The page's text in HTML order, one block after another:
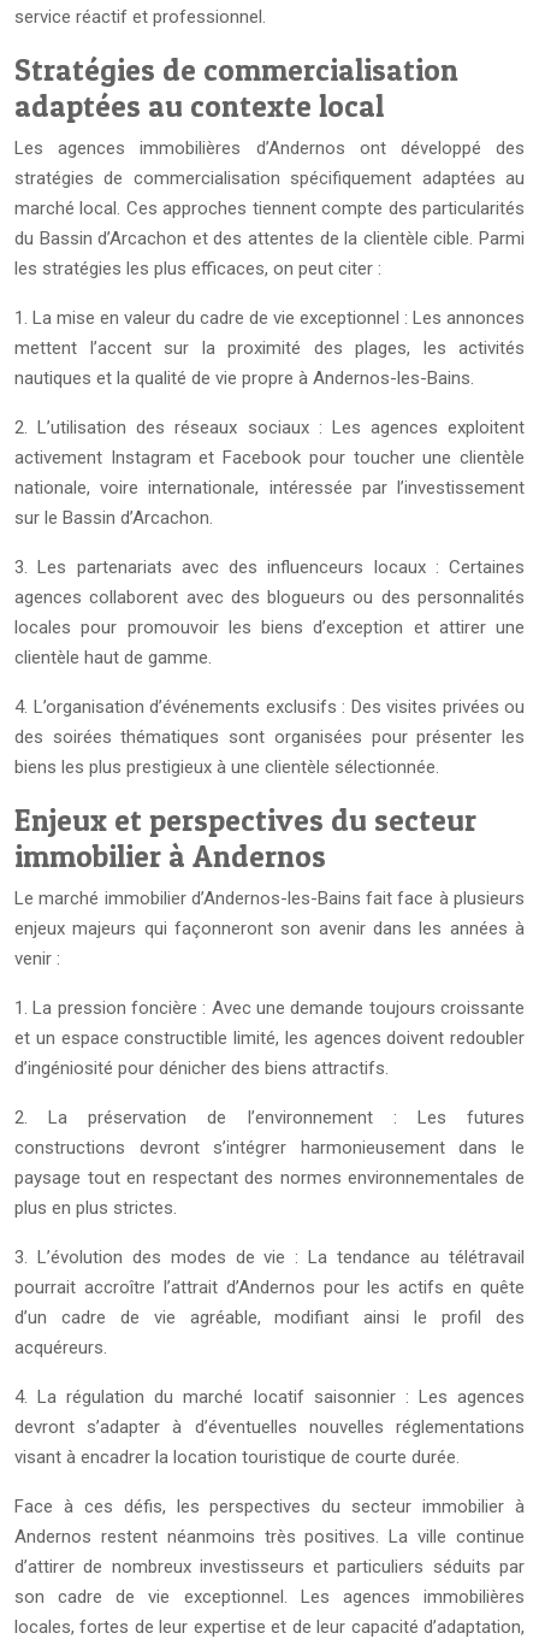
service réactif et professionnel.
Stratégies de commercialisation
adaptées au contexte local
Les agences immobilières d’Andernos ont développé des
stratégies de commercialisation spécifiquement adaptées au
marché local. Ces approches tiennent compte des particularités
du Bassin d’Arcachon et des attentes de la clientèle cible. Parmi
les stratégies les plus efficaces, on peut citer :
1. La mise en valeur du cadre de vie exceptionnel : Les annonces
mettent l’accent sur la proximité des plages, les activités
nautiques et la qualité de vie propre à Andernos-les-Bains.
2. L’utilisation des réseaux sociaux : Les agences exploitent
activement Instagram et Facebook pour toucher une clientèle
nationale, voire internationale, intéressée par l’investissement
sur le Bassin d’Arcachon.
3. Les partenariats avec des influenceurs locaux : Certaines
agences collaborent avec des blogueurs ou des personnalités
locales pour promouvoir les biens d’exception et attirer une
clientèle haut de gamme.
4. L’organisation d’événements exclusifs : Des visites privées ou
des soirées thématiques sont organisées pour présenter les
biens les plus prestigieux à une clientèle sélectionnée.
Enjeux et perspectives du secteur
immobilier à Andernos
Le marché immobilier d’Andernos-les-Bains fait face à plusieurs
enjeux majeurs qui façonneront son avenir dans les années à
venir :
1. La pression foncière : Avec une demande toujours croissante
et un espace constructible limité, les agences doivent redoubler
d’ingéniosité pour dénicher des biens attractifs.
2. La préservation de l’environnement : Les futures
constructions devront s’intégrer harmonieusement dans le
paysage tout en respectant des normes environnementales de
plus en plus strictes.
3. L’évolution des modes de vie : La tendance au télétravail
pourrait accroître l’attrait d’Andernos pour les actifs en quête
d’un cadre de vie agréable, modifiant ainsi le profil des
acquéreurs.
4. La régulation du marché locatif saisonnier : Les agences
devront s’adapter à d’éventuelles nouvelles réglementations
visant à encadrer la location touristique de courte durée.
Face à ces défis, les perspectives du secteur immobilier à
Andernos restent néanmoins très positives. La ville continue
d’attirer de nombreux investisseurs et particuliers séduits par
son cadre de vie exceptionnel. Les agences immobilières
locales, fortes de leur expertise et de leur capacité d’adaptation,